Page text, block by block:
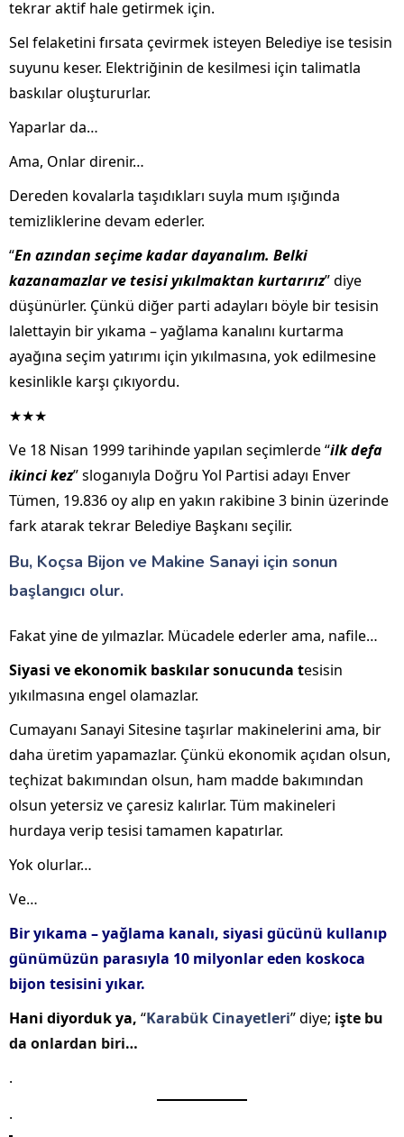
tekrar aktif hale getirmek için.
Sel felaketini fırsata çevirmek isteyen Belediye ise tesisin
suyunu keser. Elektriğinin de kesilmesi için talimatla
baskılar oluştururlar.
Yaparlar da…
Ama, Onlar direnir…
Dereden kovalarla taşıdıkları suyla mum ışığında
temizliklerine devam ederler.
“En azından seçime kadar dayanalım. Belki
kazanamazlar ve tesisi yıkılmaktan kurtarırız” diye
düşünürler. Çünkü diğer parti adayları böyle bir tesisin
lalettayin bir yıkama – yağlama kanalını kurtarma
ayağına seçim yatırımı için yıkılmasına, yok edilmesine
kesinlikle karşı çıkıyordu.
★★★
Ve 18 Nisan 1999 tarihinde yapılan seçimlerde “ilk defa
ikinci kez” sloganıyla Doğru Yol Partisi adayı Enver
Tümen, 19.836 oy alıp en yakın rakibine 3 binin üzerinde
fark atarak tekrar Belediye Başkanı seçilir.
Bu, Koçsa Bijon ve Makine Sanayi için sonun
başlangıcı olur.
Fakat yine de yılmazlar. Mücadele ederler ama, nafile…
Siyasi ve ekonomik baskılar sonucunda tesisin
yıkılmasına engel olamazlar.
Cumayanı Sanayi Sitesine taşırlar makinelerini ama, bir
daha üretim yapamazlar. Çünkü ekonomik açıdan olsun,
teçhizat bakımından olsun, ham madde bakımından
olsun yetersiz ve çaresiz kalırlar. Tüm makineleri
hurdaya verip tesisi tamamen kapatırlar.
Yok olurlar…
Ve…
Bir yıkama – yağlama kanalı, siyasi gücünü kullanıp
günümüzün parasıyla 10 milyonlar eden koskoca
bijon tesisini yıkar.
Hani diyorduk ya, “Karabük Cinayetleri” diye; işte bu
da onlardan biri…
.
.